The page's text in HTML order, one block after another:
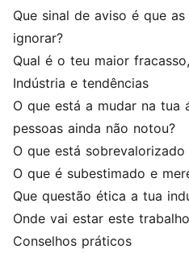
Que sinal de aviso é que
ignorar?
Qual é o teu maior
Indústria e tendências
O que está a mudar na tua
pessoas ainda não notou?
O que está
O que é subestimado e
Que questão ética a tua
Onde vai estar este
Conselhos práticos